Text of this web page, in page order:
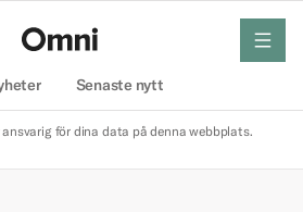
Senaste nytt
meny
för dina data på denna webbplats.